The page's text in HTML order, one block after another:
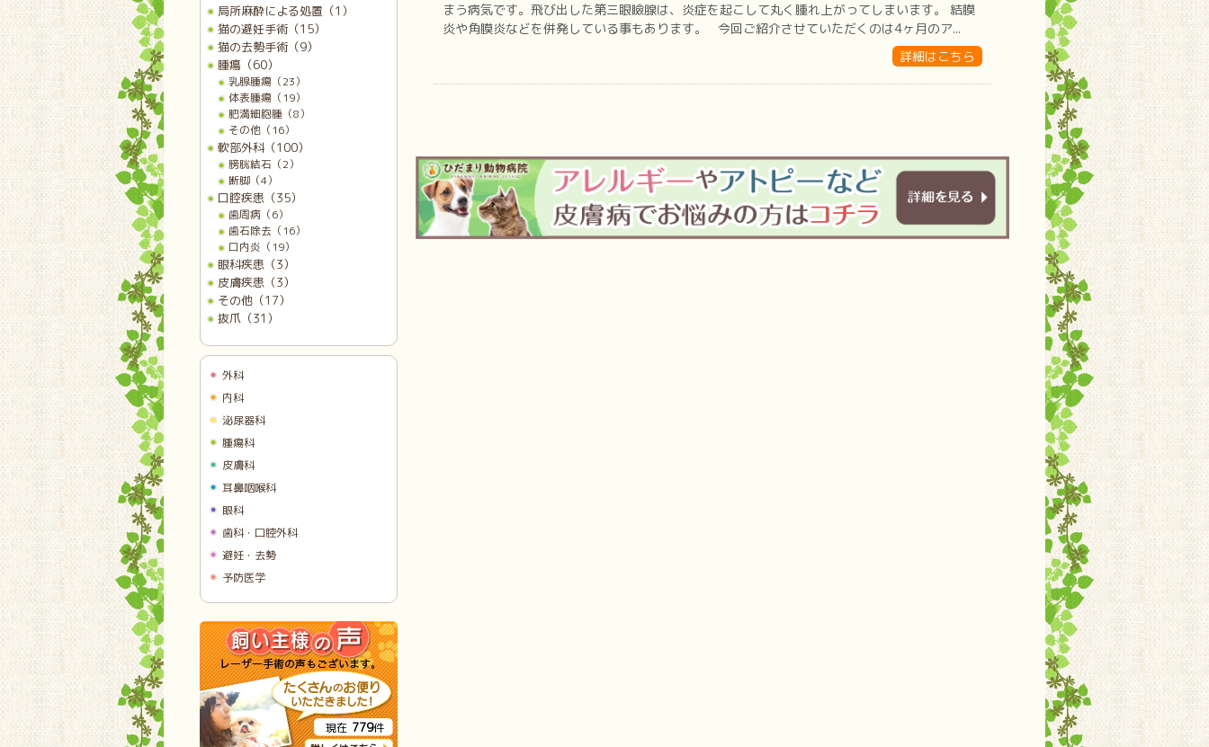
まう病気です。飛び出した第三眼瞼腺は、炎症を起こして丸く腫れ上がってしまいます。 結膜
炎や角膜炎などを併発している事もあります。 今回ご紹介させていただくのは4ヶ月のア...
詳細はこちら
局所麻酔による処置（1）
猫の避妊手術（15）
猫の去勢手術（9）
腫瘍（60）
乳腺腫瘍（23）
体表腫瘍（19）
肥満細胞腫（8）
その他（16）
軟部外科（100）
膀胱結石（2）
断脚（4）
口腔疾患（35）
歯周病（6）
歯石除去（16）
口内炎（19）
眼科疾患（3）
皮膚疾患（3）
その他（17）
抜爪（31）
外科
内科
泌尿器科
腫瘍科
皮膚科
耳鼻咽喉科
眼科
歯科・口腔外科
避妊・去勢
予防医学
現在 779件